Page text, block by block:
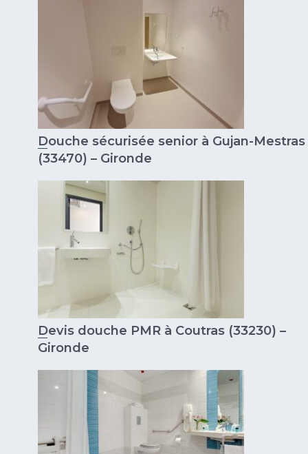
Douche sécurisée senior à Gujan-Mestras
(33470) – Gironde
Devis douche PMR à Coutras (33230) –
Gironde